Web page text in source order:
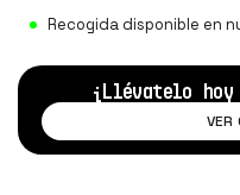
Recogida disponible en
¡Llévatelo
VER